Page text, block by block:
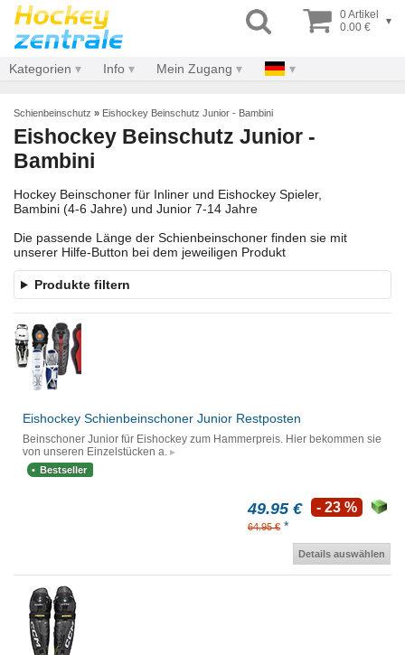
0 Artikel
0.00 €
▾
Kategorien Info Mein Zugang
Schienbeinschutz » Eishockey Beinschutz Junior - Bambini
Eishockey Beinschutz Junior -
Bambini
Hockey Beinschoner für Inliner und Eishockey Spieler,
Bambini (4-6 Jahre) und Junior 7-14 Jahre
Die passende Länge der Schienbeinschoner finden sie mit
unserer Hilfe-Button bei dem jeweiligen Produkt
Produkte filtern
Eishockey Schienbeinschoner Junior Restposten
Beinschoner Junior für Eishockey zum Hammerpreis. Hier bekommen sie
von unseren Einzelstücken a.
Bestseller
49.95 €
64.95 € *
- 23 %
Details auswählen